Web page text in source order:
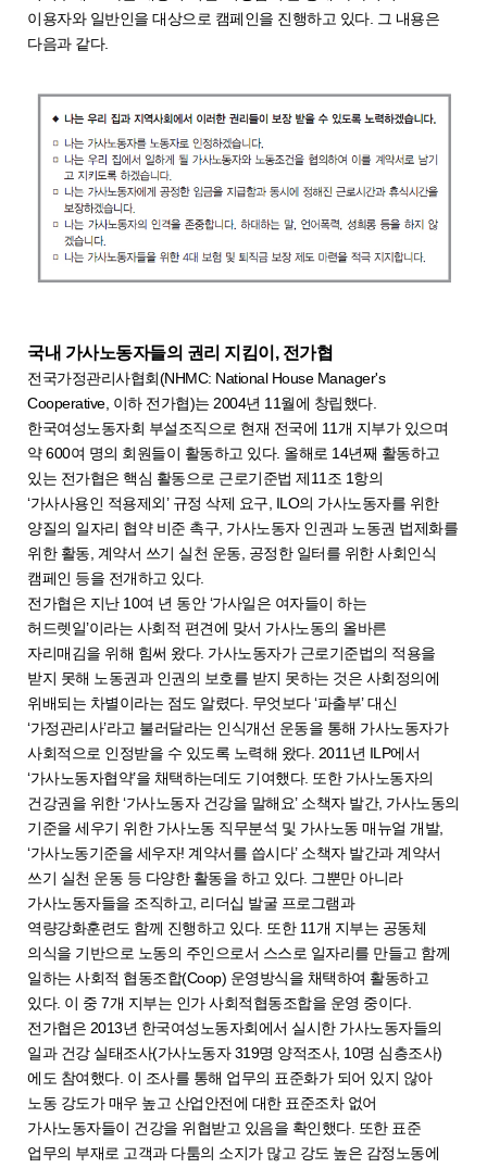
이용자와 일반인을 대상으로 캠페인을 진행하고 있다. 그 내용은
다음과 같다.
국내 가사노동자들의 권리 지킴이, 전가협
전국가정관리사협회(NHMC: National House Manager's
Cooperative, 이하 전가협)는 2004년 11월에 창립했다.
한국여성노동자회 부설조직으로 현재 전국에 11개 지부가 있으며
약 600여 명의 회원들이 활동하고 있다. 올해로 14년째 활동하고
있는 전가협은 핵심 활동으로 근로기준법 제11조 1항의
‘가사사용인 적용제외’ 규정 삭제 요구, ILO의 가사노동자를 위한
양질의 일자리 협약 비준 촉구, 가사노동자 인권과 노동권 법제화를
위한 활동, 계약서 쓰기 실천 운동, 공정한 일터를 위한 사회인식
캠페인 등을 전개하고 있다.
전가협은 지난 10여 년 동안 ‘가사일은 여자들이 하는
허드렛일’이라는 사회적 편견에 맞서 가사노동의 올바른
자리매김을 위해 힘써 왔다. 가사노동자가 근로기준법의 적용을
받지 못해 노동권과 인권의 보호를 받지 못하는 것은 사회정의에
위배되는 차별이라는 점도 알렸다. 무엇보다 ‘파출부’ 대신
‘가정관리사’라고 불러달라는 인식개선 운동을 통해 가사노동자가
사회적으로 인정받을 수 있도록 노력해 왔다. 2011년 ILP에서
‘가사노동자협약’을 채택하는데도 기여했다. 또한 가사노동자의
건강권을 위한 ‘가사노동자 건강을 말해요’ 소책자 발간, 가사노동의
기준을 세우기 위한 가사노동 직무분석 및 가사노동 매뉴얼 개발,
‘가사노동기준을 세우자! 계약서를 씁시다’ 소책자 발간과 계약서
쓰기 실천 운동 등 다양한 활동을 하고 있다. 그뿐만 아니라
가사노동자들을 조직하고, 리더십 발굴 프로그램과
역량강화훈련도 함께 진행하고 있다. 또한 11개 지부는 공동체
의식을 기반으로 노동의 주인으로서 스스로 일자리를 만들고 함께
일하는 사회적 협동조합(Coop) 운영방식을 채택하여 활동하고
있다. 이 중 7개 지부는 인가 사회적협동조합을 운영 중이다.
전가협은 2013년 한국여성노동자회에서 실시한 가사노동자들의
일과 건강 실태조사(가사노동자 319명 양적조사, 10명 심층조사)
에도 참여했다. 이 조사를 통해 업무의 표준화가 되어 있지 않아
노동 강도가 매우 높고 산업안전에 대한 표준조차 없어
가사노동자들이 건강을 위협받고 있음을 확인했다. 또한 표준
업무의 부재로 고객과 다툼의 소지가 많고 강도 높은 감정노동에